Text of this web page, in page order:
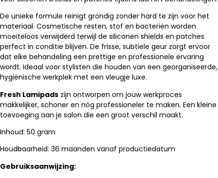
De unieke formule reinigt grondig zonder hard te zijn voor het
materiaal. Cosmetische resten, stof en bacteriën worden
moeiteloos verwijderd terwijl de siliconen shields en patches
perfect in conditie blijven. De frisse, subtiele geur zorgt ervoor
dat elke behandeling een prettige en professionele ervaring
wordt. Ideaal voor stylisten die houden van een georganiseerde,
hygiënische werkplek met een vleugje luxe.
Fresh Lamipads zijn ontworpen om jouw werkproces
makkelijker, schoner en nóg professioneler te maken. Een kleine
toevoeging aan je salon die een groot verschil maakt.
Inhoud: 50 gram
Houdbaarheid: 36 maanden vanaf productiedatum
Gebruiksaanwijzing: